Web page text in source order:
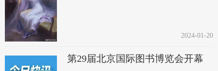
2024-01-20
第29届北京国际图书博览会开幕